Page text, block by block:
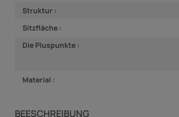
Struktur :
Sitzfläche :
Die Pluspunkte :
Material :
BEESCHREIBUNG